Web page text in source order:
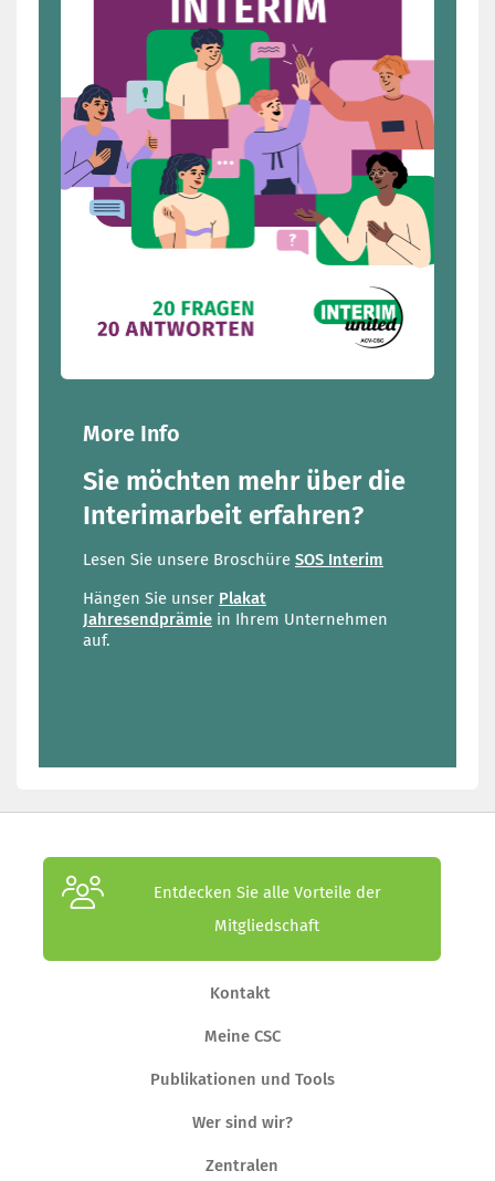
More Info
Sie möchten mehr über die
Interimarbeit erfahren?
Lesen Sie unsere Broschüre SOS Interim
Hängen Sie unser Plakat
Jahresendprämie in Ihrem Unternehmen
auf.
Entdecken Sie alle Vorteile der
Mitgliedschaft
Kontakt
Meine CSC
Publikationen und Tools
Wer sind wir?
Zentralen